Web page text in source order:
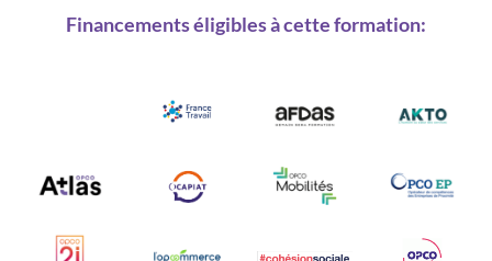
Financements éligibles à cette formation: